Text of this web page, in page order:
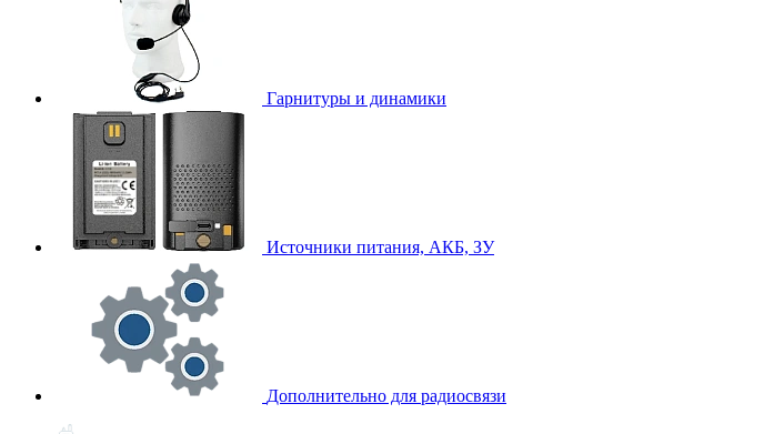
Гарнитуры и динамики
Источники питания, АКБ, ЗУ
Дополнительно для радиосвязи